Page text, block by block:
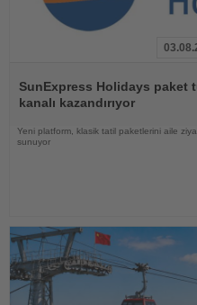
Oku
SunExpress Holidays paket
kanalı kazandırıyor
Yeni platform, klasik tatil paketlerini aile
sunuyor